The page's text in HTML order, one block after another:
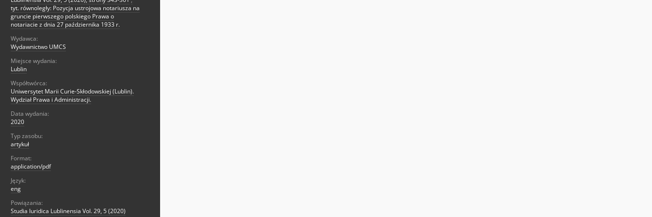
tyt. równoległy: Pozycja ustrojowa notariusza na
gruncie pierwszego polskiego Prawa o
notariacie z dnia 27 października 1933 r.
Wydawca:
Wydawnictwo UMCS
Miejsce wydania:
Lublin
Współtwórca:
Uniwersytet Marii Curie-Skłodowskiej (Lublin).
Wydział Prawa i Administracji.
Data wydania:
2020
Typ zasobu:
artykuł
Format:
application/pdf
Język:
eng
Powiązania:
Studia Iuridica Lublinensia Vol. 29, 5 (2020)